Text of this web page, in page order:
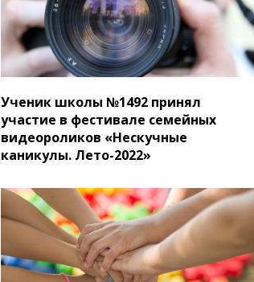
Ученик школы №1492 принял
участие в фестивале семейных
видеороликов «Нескучные
каникулы. Лето-2022»